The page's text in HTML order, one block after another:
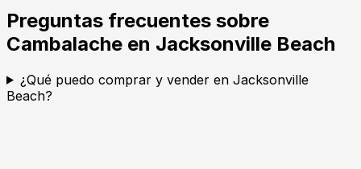
Preguntas frecuentes sobre
Cambalache en Jacksonville Beach
¿Qué puedo comprar y vender en Jacksonville
Beach?